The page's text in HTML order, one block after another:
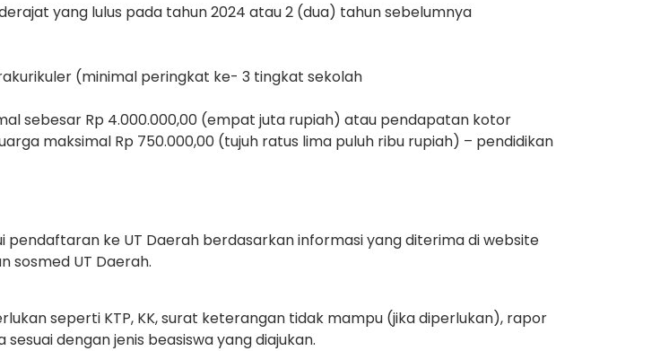
yang lulus pada tahun 2024 atau 2 (dua) tahun sebelumnya
(minimal peringkat ke- 3 tingkat sekolah
sebesar Rp 4.000.000,00 (empat juta rupiah) atau pendapatan kotor
maksimal Rp 750.000,00 (tujuh ratus lima puluh ribu rupiah) – pendidikan
pendaftaran ke UT Daerah berdasarkan informasi yang diterima di website
sosmed UT Daerah.
seperti KTP, KK, surat keterangan tidak mampu (jika diperlukan), rapor
dengan jenis beasiswa yang diajukan.